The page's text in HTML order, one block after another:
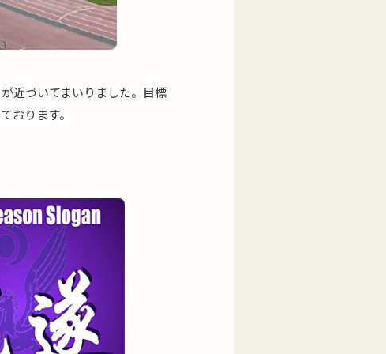
近づいてまいりました。目標
おります。